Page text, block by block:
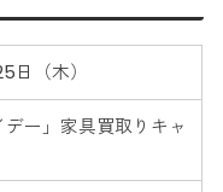
日（木）
ー」家具買取りキャ